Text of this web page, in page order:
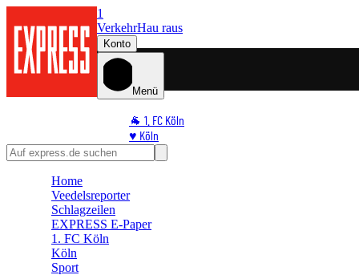
1
VerkehrHau raus
Konto
Menü
🐐 1. FC Köln
♥️ Köln
⭐ Promi
🛒 Shoppingwelt
Home
Veedelsreporter
Schlagzeilen
EXPRESS E-Paper
1. FC Köln
Köln
Sport